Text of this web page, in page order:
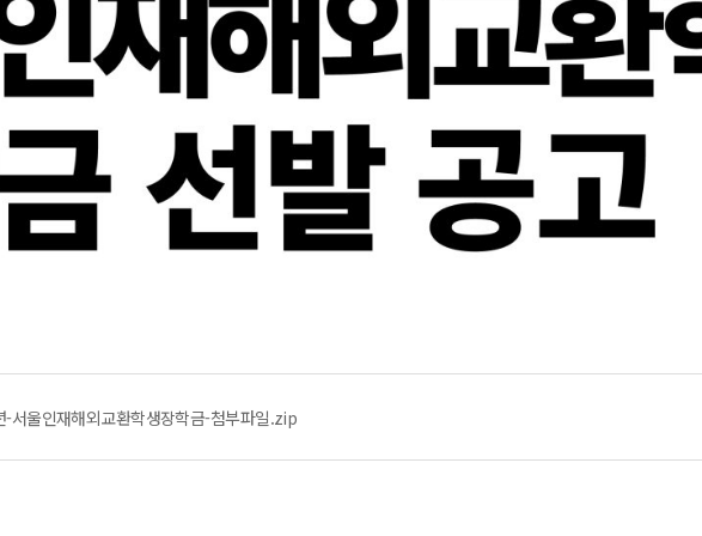
-서울인재해외교환학생장학금-첨부파일.zip